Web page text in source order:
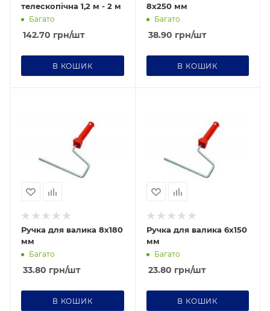
телескопічна 1,2 м - 2 м
Багато
142.70 грн/шт
В КОШИК
8х250 мм
Багато
38.90 грн/шт
В КОШИК
Ручка для валика 8х180
мм
Багато
33.80 грн/шт
В КОШИК
Ручка для валика 6х150
мм
Багато
23.80 грн/шт
В КОШИК